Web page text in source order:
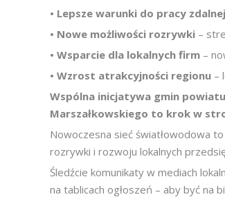
• Lepsze warunki do pracy
• Nowe możliwości rozrywki –
• Wsparcie dla lokalnych firm –
• Wzrost atrakcyjności regionu –
Wspólna inicjatywa gmin
Marszałkowskiego to krok w
Nowoczesna sieć światłowodowa
rozrywki i rozwoju lokalnych
Śledźcie komunikaty w mediach
na tablicach ogłoszeń – aby być na